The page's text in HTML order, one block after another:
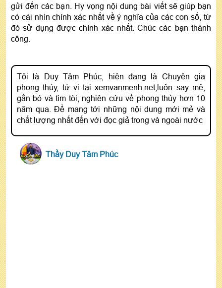
gửi đến các bạn. Hy vọng nội dung bài viết sẽ giúp bạn
có cái nhìn chính xác nhất về ý nghĩa của các con số, từ
đó sử dụng được chính xác nhất. Chúc các bạn thành
công.
Tôi là Duy Tâm Phúc, hiện đang là Chuyên gia
phong thủy, tử vi tại xemvanmenh.net,luôn say mê,
gắn bó và tìm tòi, nghiên cứu về phong thủy hơn 10
năm qua. Để mang tới những nội dung mới mẻ và
chất lượng nhất đến với đọc giả trong và ngoài nước
Thầy Duy Tâm Phúc